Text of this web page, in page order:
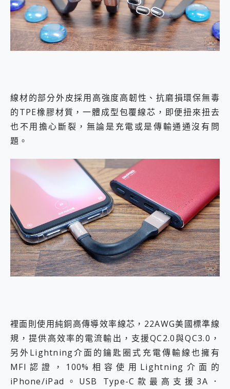
線材的部分外皮採用高強度高韌性、抗磨損環保無毒
的TPE橡膠材質，一體成型包覆線芯，即便扭來扭去
也不用擔心斷裂，無論是充電或是傳輸通通沒有問
題。
裡面則使用純銅高傳導效率線芯，22AWG美國標準線
規，提供高效率的電流輸出，支援QC2.0與QC3.0，
另外Lightning介面的鑰匙圈式充電傳輸線也擁有
MFI認證，100%相容使用Lightning介面的
iPhone/iPad。USB Type-C款最高支援3A．